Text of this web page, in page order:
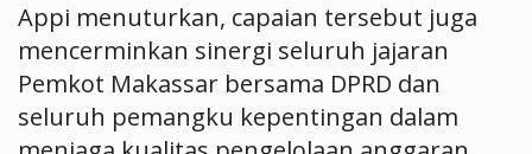
Appi menuturkan, capaian tersebut juga
mencerminkan sinergi seluruh jajaran
Pemkot Makassar bersama DPRD dan
seluruh pemangku kepentingan dalam